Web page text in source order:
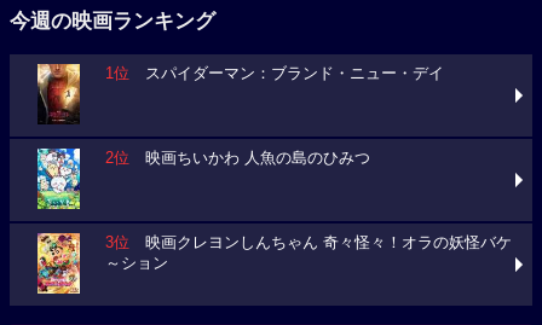
今週の映画ランキング
1位 スパイダーマン：ブランド・ニュー・デイ
2位 映画ちいかわ 人魚の島のひみつ
3位 映画クレヨンしんちゃん 奇々怪々！オラの妖怪バケ
～ション